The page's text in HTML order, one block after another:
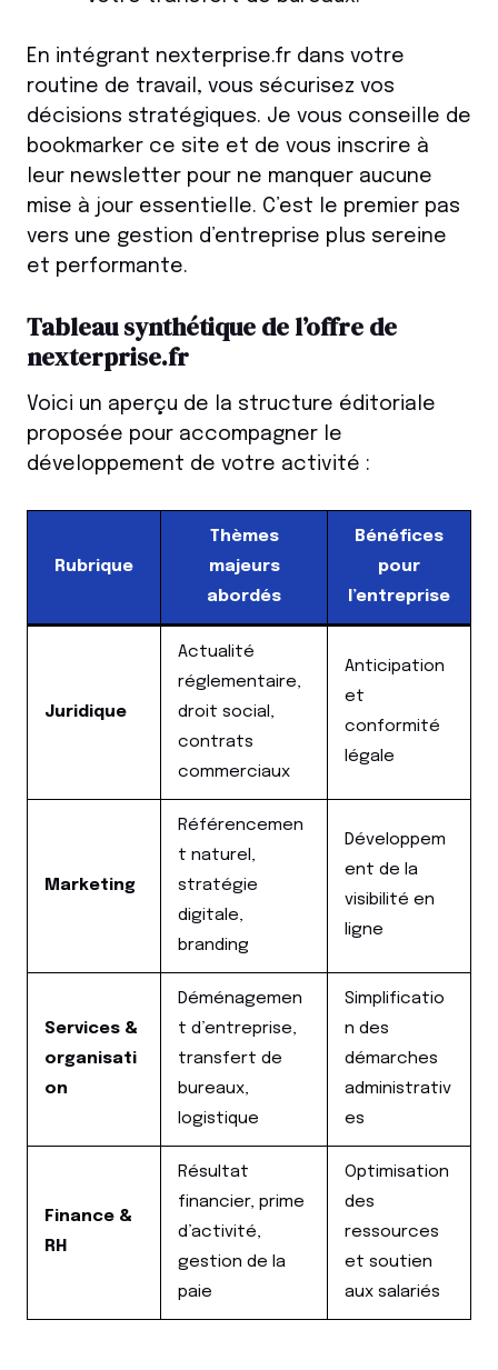
En intégrant nexterprise.fr dans votre
routine de travail, vous sécurisez vos
décisions stratégiques. Je vous conseille de
bookmarker ce site et de vous inscrire à
leur newsletter pour ne manquer aucune
mise à jour essentielle. C’est le premier pas
vers une gestion d’entreprise plus sereine
et performante.
Tableau synthétique de l’offre de
nexterprise.fr
Voici un aperçu de la structure éditoriale
proposée pour accompagner le
développement de votre activité :
Rubrique
Thèmes
majeurs
abordés
Bénéfices
pour
l’entreprise
Juridique
Actualité
réglementaire,
droit social,
contrats
commerciaux
Anticipation
et
conformité
légale
Marketing
Référencemen
t naturel,
stratégie
digitale,
branding
Développem
ent de la
visibilité en
ligne
Services &
organisati
on
Déménagemen
t d’entreprise,
transfert de
bureaux,
logistique
Simplificatio
n des
démarches
administrativ
es
Finance &
RH
Résultat
financier, prime
d’activité,
gestion de la
paie
Optimisation
des
ressources
et soutien
aux salariés